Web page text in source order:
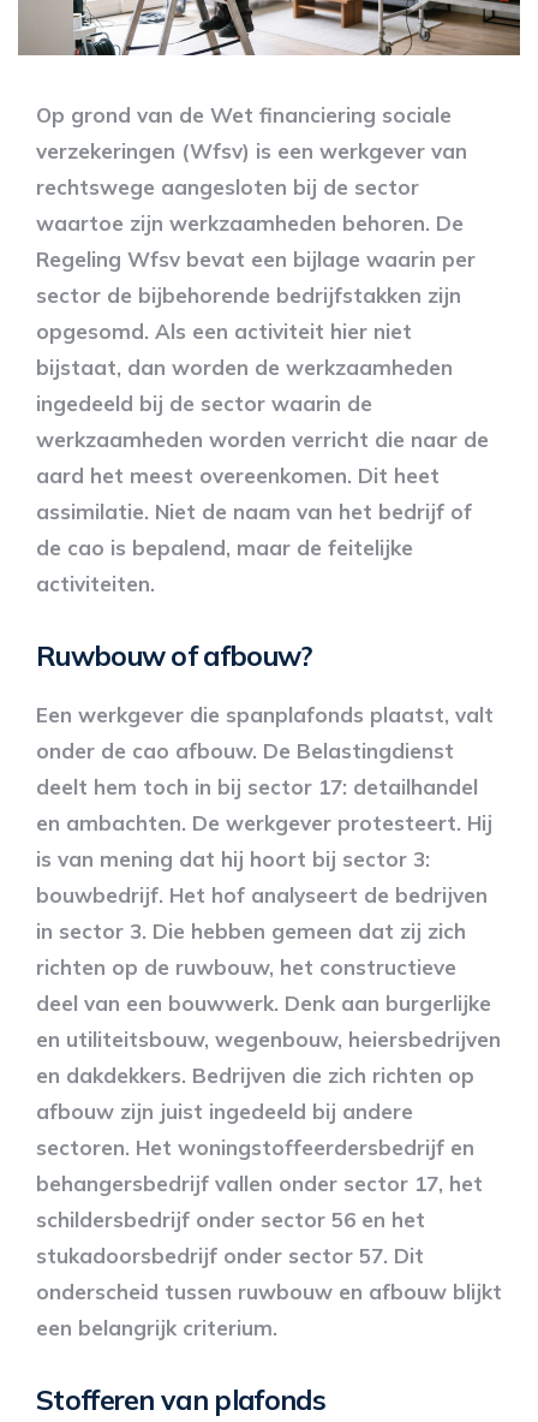
Op grond van de Wet financiering sociale
verzekeringen (Wfsv) is een werkgever van
rechtswege aangesloten bij de sector
waartoe zijn werkzaamheden behoren. De
Regeling Wfsv bevat een bijlage waarin per
sector de bijbehorende bedrijfstakken zijn
opgesomd. Als een activiteit hier niet
bijstaat, dan worden de werkzaamheden
ingedeeld bij de sector waarin de
werkzaamheden worden verricht die naar de
aard het meest overeenkomen. Dit heet
assimilatie. Niet de naam van het bedrijf of
de cao is bepalend, maar de feitelijke
activiteiten.
Ruwbouw of afbouw?
Een werkgever die spanplafonds plaatst, valt
onder de cao afbouw. De Belastingdienst
deelt hem toch in bij sector 17: detailhandel
en ambachten. De werkgever protesteert. Hij
is van mening dat hij hoort bij sector 3:
bouwbedrijf. Het hof analyseert de bedrijven
in sector 3. Die hebben gemeen dat zij zich
richten op de ruwbouw, het constructieve
deel van een bouwwerk. Denk aan burgerlijke
en utiliteitsbouw, wegenbouw, heiersbedrijven
en dakdekkers. Bedrijven die zich richten op
afbouw zijn juist ingedeeld bij andere
sectoren. Het woningstoffeerdersbedrijf en
behangersbedrijf vallen onder sector 17, het
schildersbedrijf onder sector 56 en het
stukadoorsbedrijf onder sector 57. Dit
onderscheid tussen ruwbouw en afbouw blijkt
een belangrijk criterium.
Stofferen van plafonds